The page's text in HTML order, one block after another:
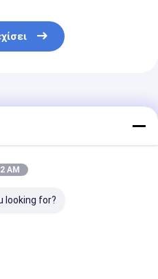
AM
looking for?